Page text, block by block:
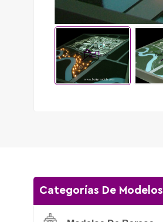
Categorías De Modelos